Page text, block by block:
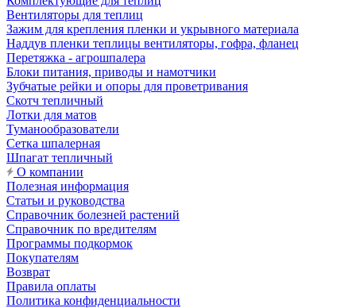
Вентиляторы для теплиц
Зажим для крепления пленки и укрывного материала
Наддув пленки теплицы вентиляторы, гофра, фланец
Перетяжка - агрошпалера
Блоки питания, приводы и намотчики
Зубчатые рейки и опоры для проветривания
Скотч тепличный
Лотки для матов
Туманообразователи
Сетка шпалерная
Шпагат тепличный
О компании
Полезная информация
Статьи и руководства
Справочник болезней растений
Справочник по вредителям
Программы подкормок
Покупателям
Возврат
Правила оплаты
Политика конфиденциальности